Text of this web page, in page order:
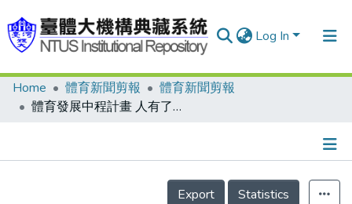
Log In
Communities & Collections
Home 體育新聞剪報
體育新聞剪報
體育發展中程計畫 人有了！錢有了！185億怎麼花？是重要課題/大餅拿了還燙手 體協盡快找對策/國家體育建設中程計畫經費預算表
Details
Export
Statistics